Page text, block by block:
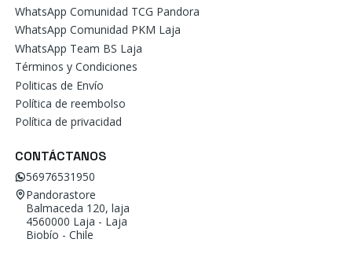
WhatsApp Comunidad TCG Pandora
WhatsApp Comunidad PKM Laja
WhatsApp Team BS Laja
Términos y Condiciones
Politicas de Envío
Política de reembolso
Política de privacidad
CONTÁCTANOS
56976531950
Pandorastore
Balmaceda 120, laja
4560000 Laja - Laja
Biobío - Chile